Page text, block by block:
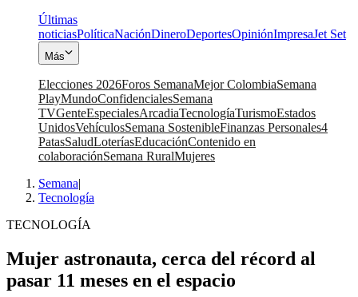
Últimas
noticiasPolíticaNaciónDineroDeportesOpiniónImpresaJet Set
Más
Elecciones 2026Foros SemanaMejor ColombiaSemana
PlayMundoConfidencialesSemana
TVGenteEspecialesArcadiaTecnologíaTurismoEstados
UnidosVehículosSemana SostenibleFinanzas Personales4
PatasSaludLoteríasEducaciónContenido en
colaboraciónSemana RuralMujeres
Semana|
Tecnología
TECNOLOGÍA
Mujer astronauta, cerca del récord al
pasar 11 meses en el espacio